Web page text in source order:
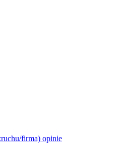
firma) opinie